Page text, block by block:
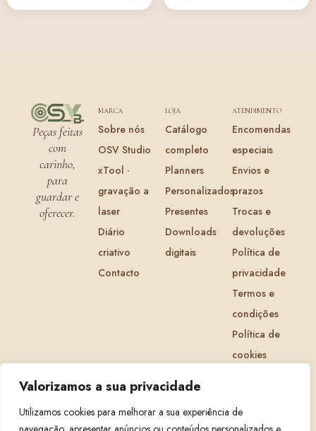
Valorizamos a sua privacidade
Utilizamos cookies para melhorar a sua experiência de
Peças feitas
com
carinho,
para
guardar e
oferecer.
MARCA
Sobre nós
OSV Studio
xTool ·
gravação a
laser
Diário
criativo
Contacto
LOJA
Catálogo
completo
Planners
Personalizados
Presentes
Downloads
digitais
ATENDIMENTO
Encomendas
especiais
Envios e
prazos
Trocas e
devoluções
Política de
privacidade
Termos e
condições
Política de
cookies